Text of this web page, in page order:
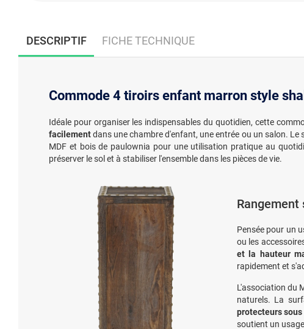
DESCRIPTIF FICHE TECHNIQUE
Commode 4 tiroirs enfant marron style
Idéale pour organiser les indispensables du quotidien, cette
facilementdans une chambre d'enfant, une entrée ou un salon.
MDF et bois de paulownia pour une utilisation pratique au
préserver le sol et à stabiliser l'ensemble dans les pièces de vie.
Rangement
Pensée pour un
ou les
et la hauteur
rapidement et
L'association du
naturels. La
protecteurs
soutient un